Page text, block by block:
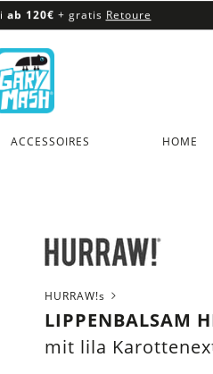
ab 120€ + gratis Retoure
ab 120€
ACCESSOIRES HOME
HURRAW!s
LIPPENBALSAM
mit lila